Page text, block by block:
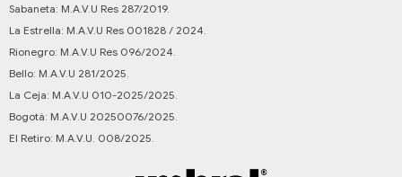
Sabaneta: M.A.V.U Res 287/2019.
La Estrella: M.A.V.U Res 001828 / 2024.
Rionegro: M.A.V.U Res 096/2024.
Bello: M.A.V.U 281/2025.
La Ceja: M.A.V.U 010-2025/2025.
Bogotá: M.A.V.U 20250076/2025.
El Retiro: M.A.V.U. 008/2025.